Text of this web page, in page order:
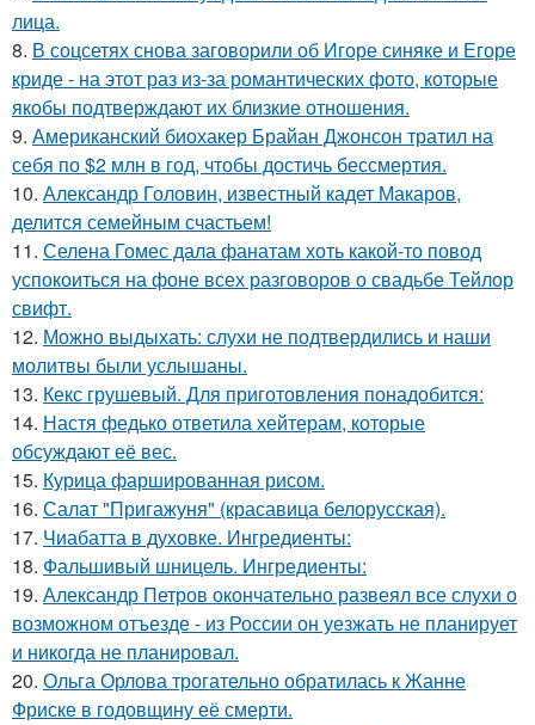
лица.
8. В соцсетях снова заговорили об Игоре синяке и Егоре
криде - на этот раз из-за романтических фото, которые
якобы подтверждают их близкие отношения.
9. Американский биохакер Брайан Джонсон тратил на
себя по $2 млн в год, чтобы достичь бессмертия.
10. Александр Головин, известный кадет Макаров,
делится семейным счастьем!
11. Селена Гомес дала фанатам хоть какой-то повод
успокоиться на фоне всех разговоров о свадьбе Тейлор
свифт.
12. Можно выдыхать: слухи не подтвердились и наши
молитвы были услышаны.
13. Кекс грушевый. Для приготовления понадобится:
14. Настя федько ответила хейтерам, которые
обсуждают её вес.
15. Курица фаршированная рисом.
16. Салат "Пригажуня" (красавица белорусская).
17. Чиабатта в духовке. Ингредиенты:
18. Фальшивый шницель. Ингредиенты:
19. Александр Петров окончательно развеял все слухи о
возможном отъезде - из России он уезжать не планирует
и никогда не планировал.
20. Ольга Орлова трогательно обратилась к Жанне
Фриске в годовщину её смерти.